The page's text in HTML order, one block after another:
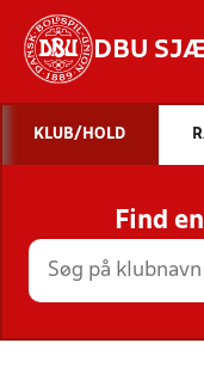
DBU
STILLINGER,
KLUB/HOLD
Find